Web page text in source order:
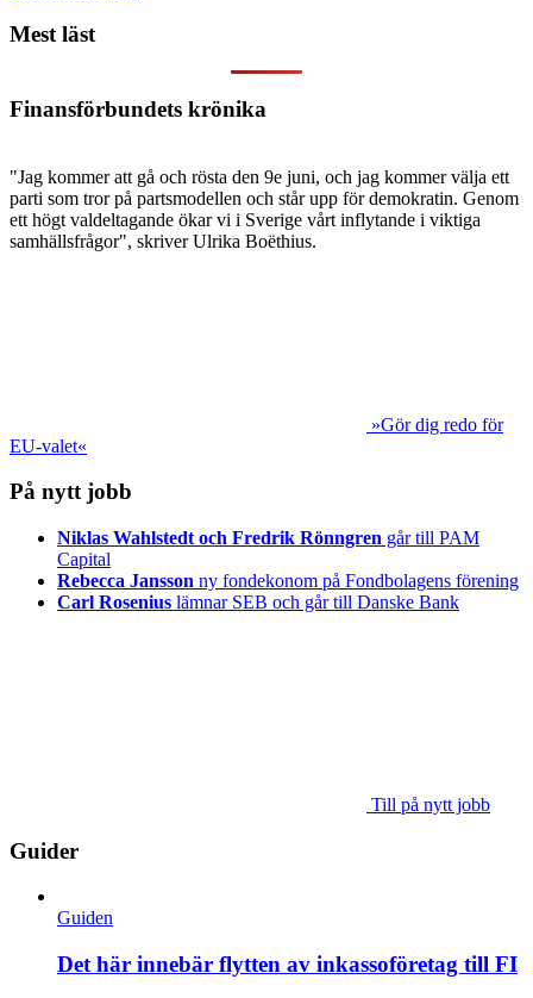
Mest läst
Finansförbundets krönika
"Jag kommer att gå och rösta den 9e juni, och jag kommer välja ett
parti som tror på partsmodellen och står upp för demokratin. Genom
ett högt valdeltagande ökar vi i Sverige vårt inflytande i viktiga
samhällsfrågor", skriver Ulrika Boëthius.
»Gör dig redo för
EU-valet«
På nytt jobb
Niklas Wahlstedt och Fredrik Rönngren går till PAM
Capital
Rebecca Jansson ny fondekonom på Fondbolagens förening
Carl Rosenius lämnar SEB och går till Danske Bank
Till på nytt jobb
Guider
Guiden
Det här innebär flytten av inkassoföretag till FI